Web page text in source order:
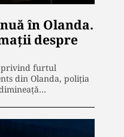
în Olanda.
despre
privind furtul
din Olanda, poliția